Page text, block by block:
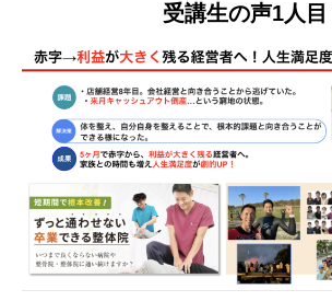
受講生の声1人目